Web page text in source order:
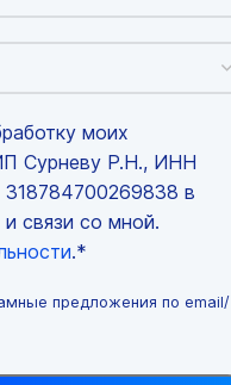
моих
Сурневу Р.Н., ИНН
в
и связи со мной.
.*
предложения по email/